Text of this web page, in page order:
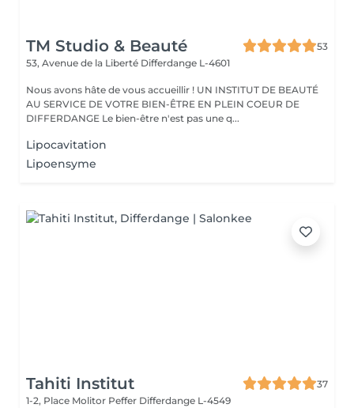
TM Studio & Beauté
53
53, Avenue de la Liberté Differdange L-4601
Nous avons hâte de vous accueillir ! UN INSTITUT DE BEAUTÉ
AU SERVICE DE VOTRE BIEN-ÊTRE EN PLEIN COEUR DE
DIFFERDANGE Le bien-être n'est pas une q...
Lipocavitation
Lipoensyme
Tahiti Institut
37
1-2, Place Molitor Peffer Differdange L-4549